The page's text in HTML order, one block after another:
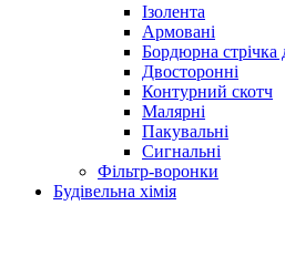
Ізолента
Армовані
Бордюрна стрічка
Двосторонні
Контурний скотч
Малярні
Пакувальні
Сигнальні
Фільтр-воронки
Будівельна хімія